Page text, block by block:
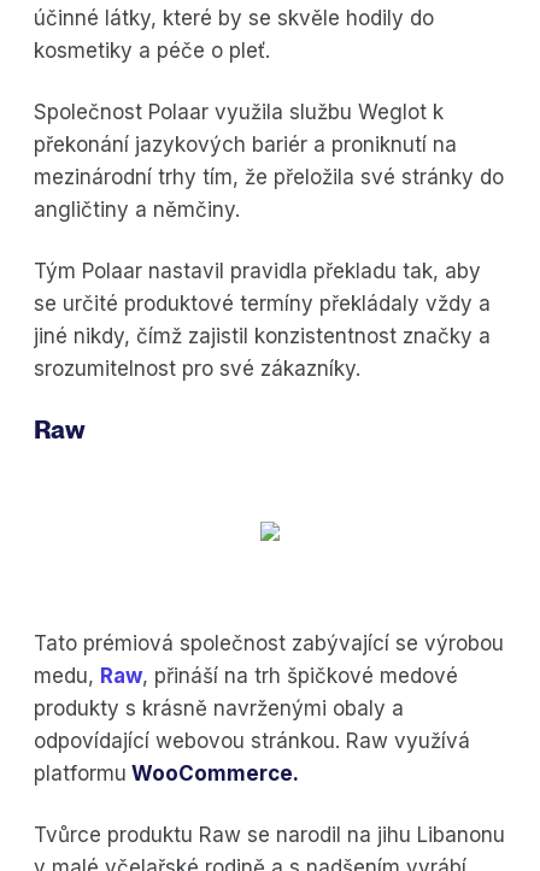
účinné látky, které by se skvěle hodily do
kosmetiky a péče o pleť.
Společnost Polaar využila službu Weglot k
překonání jazykových bariér a proniknutí na
mezinárodní trhy tím, že přeložila své stránky do
angličtiny a němčiny.
Tým Polaar nastavil pravidla překladu tak, aby
se určité produktové termíny překládaly vždy a
jiné nikdy, čímž zajistil konzistentnost značky a
srozumitelnost pro své zákazníky.
Raw
Tato prémiová společnost zabývající se výrobou
medu, Raw, přináší na trh špičkové medové
produkty s krásně navrženými obaly a
odpovídající webovou stránkou. Raw využívá
platformu WooCommerce.
Tvůrce produktu Raw se narodil na jihu Libanonu